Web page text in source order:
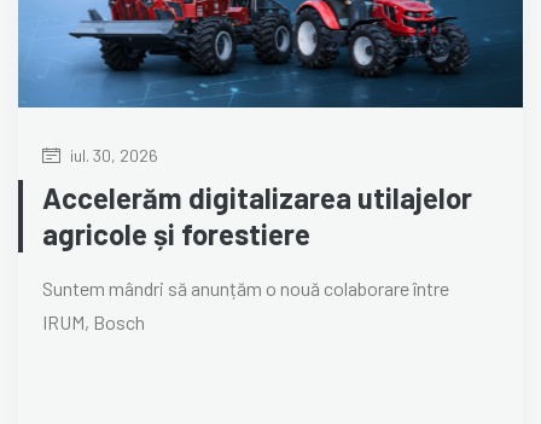
iul. 30, 2026
Accelerăm digitalizarea utilajelor
agricole și forestiere
Suntem mândri să anunțăm o nouă colaborare între
IRUM, Bosch